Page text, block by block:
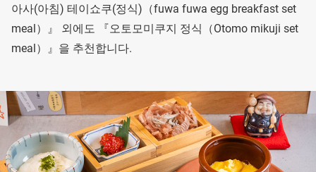
아사(아침) 테이쇼쿠(정식)（fuwa fuwa egg breakfast set
meal）』 외에도 『오토모미쿠지 정식（Otomo mikuji set
meal）』을 추천합니다.